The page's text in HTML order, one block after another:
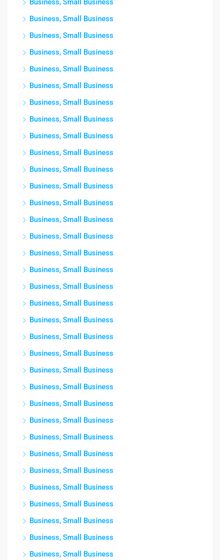
Business, Small Business
Business, Small Business
Business, Small Business
Business, Small Business
Business, Small Business
Business, Small Business
Business, Small Business
Business, Small Business
Business, Small Business
Business, Small Business
Business, Small Business
Business, Small Business
Business, Small Business
Business, Small Business
Business, Small Business
Business, Small Business
Business, Small Business
Business, Small Business
Business, Small Business
Business, Small Business
Business, Small Business
Business, Small Business
Business, Small Business
Business, Small Business
Business, Small Business
Business, Small Business
Business, Small Business
Business, Small Business
Business, Small Business
Business, Small Business
Business, Small Business
Business, Small Business
Business, Small Business
Business, Small Business